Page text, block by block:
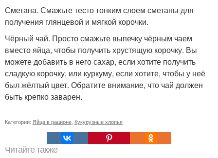
Сметана. Смажьте тесто тонким слоем сметаны для
получения глянцевой и мягкой корочки.
Чёрный чай. Просто смажьте выпечку чёрным чаем
вместо яйца, чтобы получить хрустящую корочку. Вы
можете добавить в него сахар, если хотите получить
сладкую корочку, или куркуму, если хотите, чтобы у неё
был жёлтый цвет. Обратите внимание, что чай должен
быть крепко заварен.
Категории: Яйца в рационе Кукурузные хлопья
Читайте также